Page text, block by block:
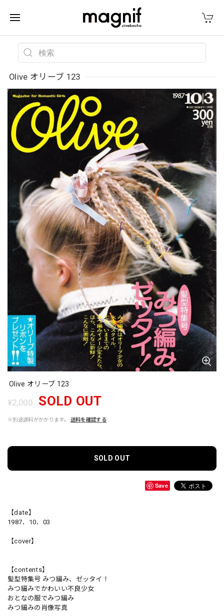
Olive オリーブ 123
Olive オリーブ 123
¥2,000 SOLD OUT
※別途送料がかかります。 送料を確認する
SOLD OUT
Save
【date】
1987．10．03
【cover】
【contents】
髪型特集号 みつ編み、ゼッタイ！
みつ編みでかわいい不良少女
おとなの服でみつ編み
みつ編みの肖像写真